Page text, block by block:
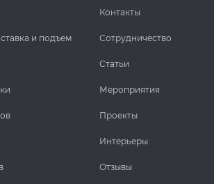
и подъем
Контакты
Сотрудничество
Статьи
Мероприятия
Проекты
Интерьеры
Отзывы